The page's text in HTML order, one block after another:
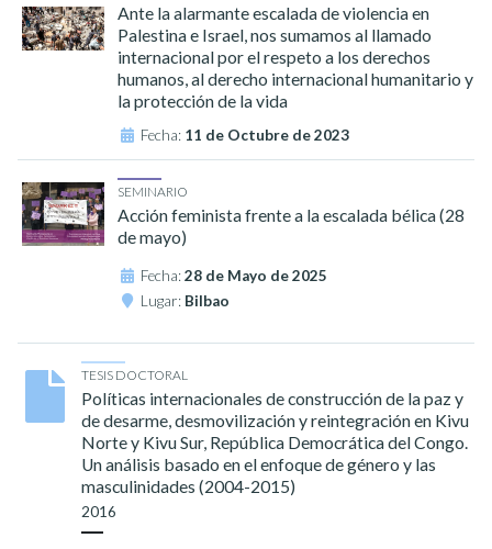
Ante la alarmante escalada de violencia en
Palestina e Israel, nos sumamos al llamado
internacional por el respeto a los derechos
humanos, al derecho internacional humanitario y
la protección de la vida
Fecha: 11 de Octubre de 2023
SEMINARIO
Acción feminista frente a la escalada bélica (28
de mayo)
Fecha:28 de Mayo de 2025
Lugar: Bilbao
TESIS DOCTORAL
Políticas internacionales de construcción de la paz y
de desarme, desmovilización y reintegración en Kivu
Norte y Kivu Sur, República Democrática del Congo.
Un análisis basado en el enfoque de género y las
masculinidades (2004-2015)
2016